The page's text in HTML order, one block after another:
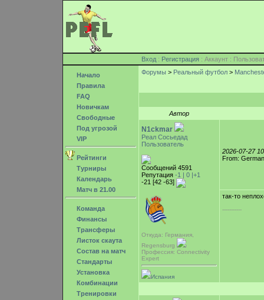
Вход : Регистрация : Аккаунт :
Начало
Правила
FAQ
Новичкам
Свободные
Под угрозой
VIP
Рейтинги
Турниры
Календарь
Матч в 21.00
Команда
Финансы
Трансферы
Листок скаута
Состав на матч
Стандарты
Установка
Комбинации
Тренировки
Форумы > Реальный футбол >
Автор
N1ckmar
Реал Сосьедад
Пользователь
Сообщений 4591
Репутация -1 | 0 |+1
-21 [42 -63]
Откуда: Германия,
Regensburg
Профессия: Connectivity
Expert
Испания
2026-07-27
From:
так-то
-----------